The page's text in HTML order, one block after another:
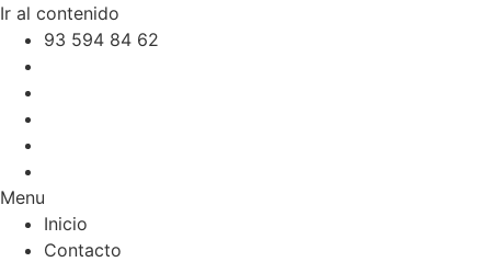
Ir al contenido
93 594 84 62
Menu
Inicio
Contacto